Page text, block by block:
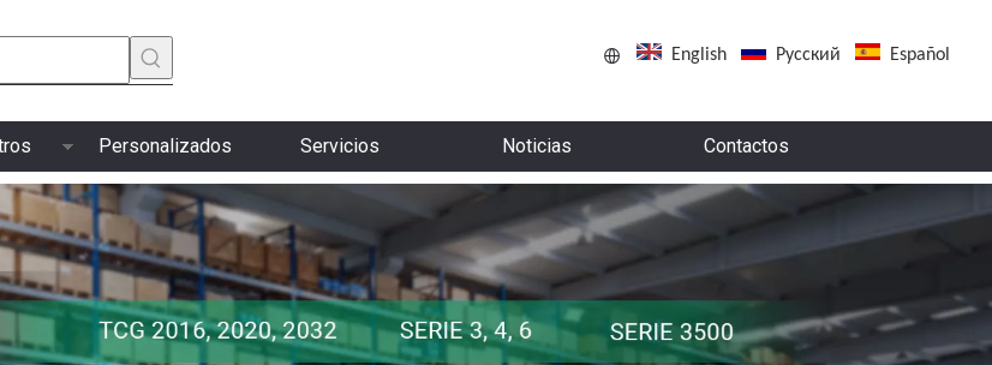
English Pусский Español
Personalizados Servicios Noticias Contactos